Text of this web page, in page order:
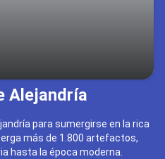
Alejandría
para sumergirse en la rica
más de 1.800 artefactos,
hasta la época moderna.